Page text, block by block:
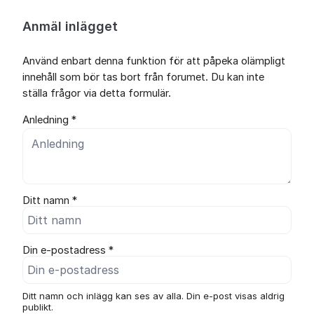
Anmäl inlägget
Använd enbart denna funktion för att påpeka olämpligt
innehåll som bör tas bort från forumet. Du kan inte
ställa frågor via detta formulär.
Anledning *
Ditt namn *
Din e-postadress *
Ditt namn och inlägg kan ses av alla. Din e-post visas aldrig
publikt.